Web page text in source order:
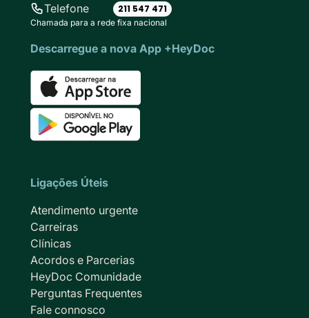
Telefone 211 547 471
Chamada para a rede fixa nacional
Descarregue a nova App +HeyDoc
Ligações Úteis
Atendimento urgente
Carreiras
Clínicas
Acordos e Parcerias
HeyDoc Comunidade
Perguntas Frequentes
Fale connosco